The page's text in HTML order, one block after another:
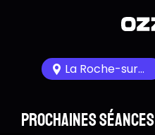
La Roche-sur-Yon 85000
Prochaines séances